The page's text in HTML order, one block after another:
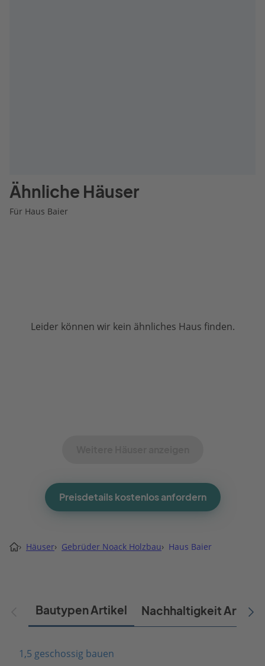
Ähnliche Häuser
Für Haus Baier
Leider können wir kein ähnliches Haus finden.
Preisdetails kostenlos anfordern
› Häuser› Gebrüder Noack Holzbau› Haus Baier
Bautypen Artikel Nachhaltigkeit Artikel
1,5 geschossig bauen